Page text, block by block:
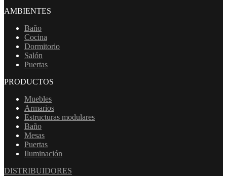
AMBIENTES
Baño
Cocina
Dormitorio
Salón
Puertas
PRODUCTOS
Muebles
Armarios
Estructuras modulares
Baño
Mesas
Puertas
Iluminación
DISTRIBUIDORES